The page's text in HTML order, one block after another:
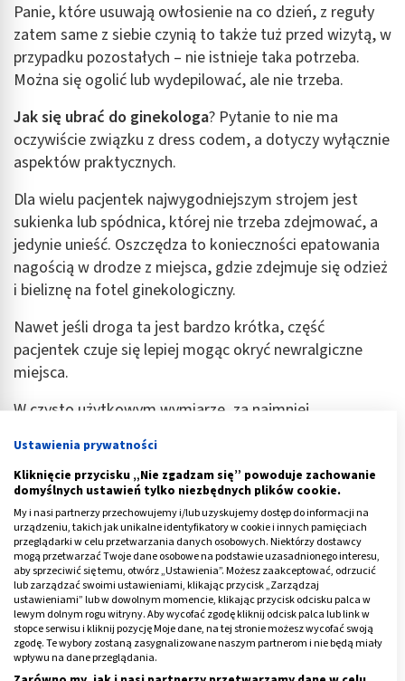
Panie, które usuwają owłosienie na co dzień, z reguły
zatem same z siebie czynią to także tuż przed wizytą, w
przypadku pozostałych – nie istnieje taka potrzeba.
Można się ogolić lub wydepilować, ale nie trzeba.
Jak się ubrać do ginekologa? Pytanie to nie ma
oczywiście związku z dress codem, a dotyczy wyłącznie
aspektów praktycznych.
Dla wielu pacjentek najwygodniejszym strojem jest
sukienka lub spódnica, której nie trzeba zdejmować, a
jedynie unieść. Oszczędza to konieczności epatowania
nagością w drodze z miejsca, gdzie zdejmuje się odzież
i bieliznę na fotel ginekologiczny.
Nawet jeśli droga ta jest bardzo krótka, część
pacjentek czuje się lepiej mogąc okryć newralgiczne
miejsca.
W czysto użytkowym wymiarze, za najmniej
komfortowe uchodzą jednoczęściowe kombinezony
oraz bielizna typu body, wiążą się one bowiem z
koniecznością obnażania w zakresie większym, niż jest
potrzebny do badania.
Czy przed wizytą u ginekologa można współżyć?W
większości przypadków lekarze proszą o
powstrzymanie się od aktywności seksualnej w ciągu
jednego lub dwóch dni poprzedzających konsultację i
badanie, zwłaszcza jeśli ma być pobrana próbka do
wymazu, czy analizy cytologicznej.
Ustawienia prywatności
Kliknięcie przycisku „Nie zgadzam się” powoduje zachowanie
domyślnych ustawień tylko niezbędnych plików cookie.
My i nasi partnerzy przechowujemy i/lub uzyskujemy dostęp do informacji na
urządzeniu, takich jak unikalne identyfikatory w cookie i innych pamięciach
przeglądarki w celu przetwarzania danych osobowych. Niektórzy dostawcy
mogą przetwarzać Twoje dane osobowe na podstawie uzasadnionego interesu,
aby sprzeciwić się temu, otwórz „Ustawienia”. Możesz zaakceptować, odrzucić
lub zarządzać swoimi ustawieniami, klikając przycisk „Zarządzaj
ustawieniami” lub w dowolnym momencie, klikając przycisk odcisku palca w
lewym dolnym rogu witryny. Aby wycofać zgodę kliknij odcisk palca lub link w
stopce serwisu i kliknij pozycję Moje dane, na tej stronie możesz wycofać swoją
zgodę. Te wybory zostaną zasygnalizowane naszym partnerom i nie będą miały
wpływu na dane przeglądania.